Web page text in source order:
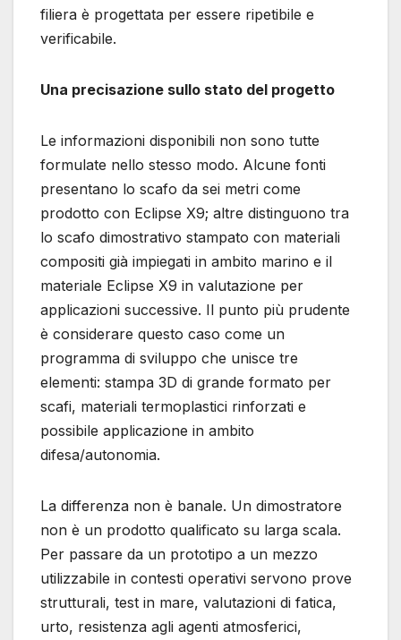
filiera è progettata per essere ripetibile e
verificabile.
Una precisazione sullo stato del progetto
Le informazioni disponibili non sono tutte
formulate nello stesso modo. Alcune fonti
presentano lo scafo da sei metri come
prodotto con Eclipse X9; altre distinguono tra
lo scafo dimostrativo stampato con materiali
compositi già impiegati in ambito marino e il
materiale Eclipse X9 in valutazione per
applicazioni successive. Il punto più prudente
è considerare questo caso come un
programma di sviluppo che unisce tre
elementi: stampa 3D di grande formato per
scafi, materiali termoplastici rinforzati e
possibile applicazione in ambito
difesa/autonomia.
La differenza non è banale. Un dimostratore
non è un prodotto qualificato su larga scala.
Per passare da un prototipo a un mezzo
utilizzabile in contesti operativi servono prove
strutturali, test in mare, valutazioni di fatica,
urto, resistenza agli agenti atmosferici,